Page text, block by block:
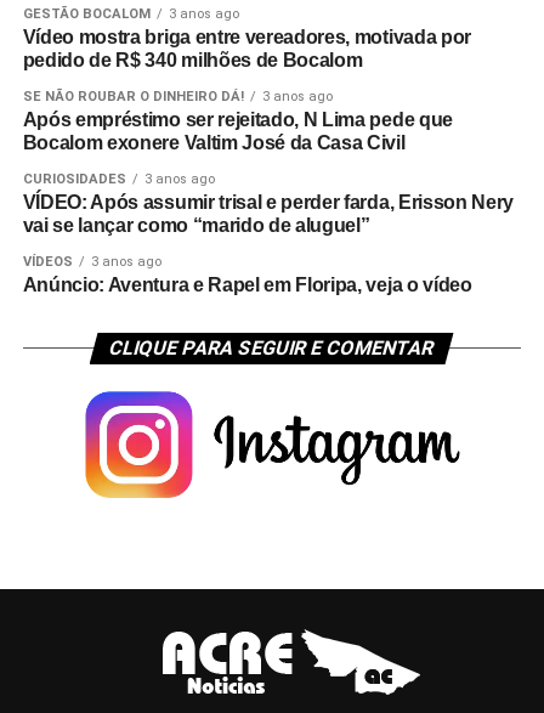
GESTÃO BOCALOM 3 anos ago
Vídeo mostra briga entre vereadores, motivada por
pedido de R$ 340 milhões de Bocalom
SE NÃO ROUBAR O DINHEIRO DÁ! 3 anos ago
Após empréstimo ser rejeitado, N Lima pede que
Bocalom exonere Valtim José da Casa Civil
CURIOSIDADES 3 anos ago
VÍDEO: Após assumir trisal e perder farda, Erisson Nery
vai se lançar como “marido de aluguel”
VÍDEOS 3 anos ago
Anúncio: Aventura e Rapel em Floripa, veja o vídeo
CLIQUE PARA SEGUIR E COMENTAR